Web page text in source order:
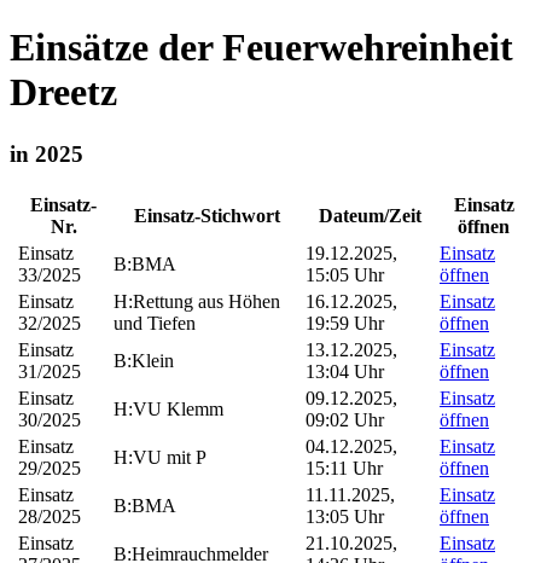
Einsätze der Feuerwehreinheit
Dreetz
in 2025
Einsatz-
Nr.
Einsatz-Stichwort Dateum/Zeit
Einsatz
öffnen
Einsatz
33/2025
B:BMA
19.12.2025,
15:05 Uhr
Einsatz
öffnen
Einsatz
32/2025
H:Rettung aus Höhen
und Tiefen
16.12.2025,
19:59 Uhr
Einsatz
öffnen
Einsatz
31/2025
B:Klein
13.12.2025,
13:04 Uhr
Einsatz
öffnen
Einsatz
30/2025
H:VU Klemm
09.12.2025,
09:02 Uhr
Einsatz
öffnen
Einsatz
29/2025
H:VU mit P
04.12.2025,
15:11 Uhr
Einsatz
öffnen
Einsatz
28/2025
B:BMA
11.11.2025,
13:05 Uhr
Einsatz
öffnen
Einsatz
B:Heimrauchmelder
21.10.2025,
Einsatz